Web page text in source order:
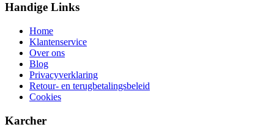
Handige Links
Home
Klantenservice
Over ons
Blog
Privacyverklaring
Retour- en terugbetalingsbeleid
Cookies
Karcher